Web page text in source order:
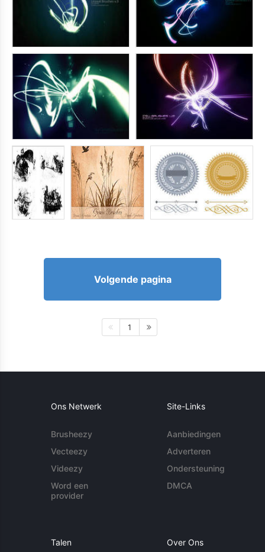
Volgende pagina
1
Ons Netwerk
Brusheezy
Vecteezy
Videezy
Word een
provider
Site-Links
Aanbiedingen
Adverteren
Ondersteuning
DMCA
Talen Over Ons